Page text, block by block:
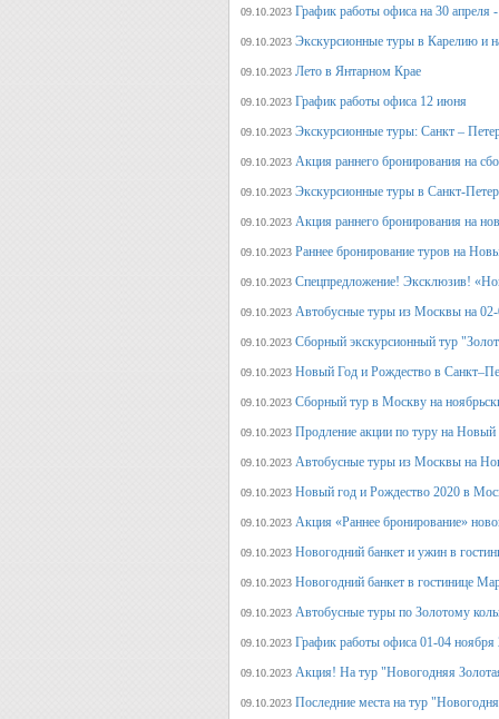
09.10.2023 График работы офиса на 30 апреля
09.10.2023 Экскурсионные туры в Карелию и
09.10.2023 Лето в Янтарном Крае
09.10.2023 График работы офиса 12 июня
09.10.2023 Экскурсионные туры: Санкт –
09.10.2023 Акция раннего бронирования на
09.10.2023 Экскурсионные туры в Санкт-
09.10.2023 Акция раннего бронирования на
09.10.2023 Раннее бронирование туров на
09.10.2023 Спецпредложение! Эксклюзив!
09.10.2023 Автобусные туры из Москвы на
09.10.2023 Сборный экскурсионный тур
09.10.2023 Новый Год и Рождество в
09.10.2023 Сборный тур в Москву на
09.10.2023 Продление акции по туру на
09.10.2023 Автобусные туры из Москвы на
09.10.2023 Новый год и Рождество 2020 в
09.10.2023 Акция «Раннее бронирование»
09.10.2023 Новогодний банкет и ужин в
09.10.2023 Новогодний банкет в гостинице
09.10.2023 Автобусные туры по Золотому
09.10.2023 График работы офиса 01-04 ноября
09.10.2023 Акция! На тур "Новогодняя
09.10.2023 Последние места на тур